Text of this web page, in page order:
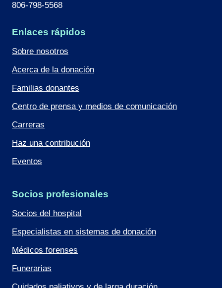
806-798-5568
Enlaces rápidos
Sobre nosotros
Acerca de la donación
Familias donantes
Centro de prensa y medios de comunicación
Carreras
Haz una contribución
Eventos
Socios profesionales
Socios del hospital
Especialistas en sistemas de donación
Médicos forenses
Funerarias